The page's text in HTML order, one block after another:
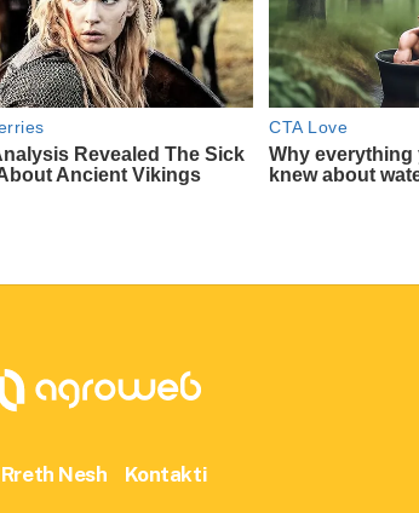
Rreth Nesh Kontakti